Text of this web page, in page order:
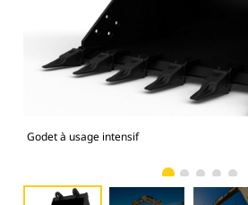
Godet à usage intensif